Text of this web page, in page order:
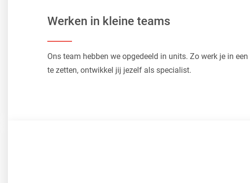
Werken in kleine teams
Ons team hebben we opgedeeld in units. Zo werk je in
te zetten, ontwikkel jij jezelf als specialist.